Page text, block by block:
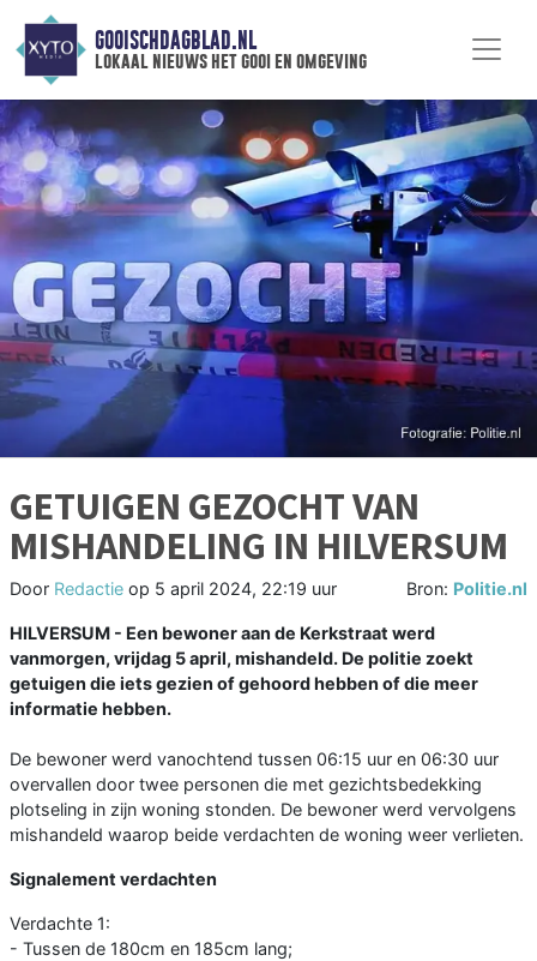
GOOISCHDAGBLAD.NL
lokaal nieuws het gooi en omgeving
GETUIGEN GEZOCHT VAN
MISHANDELING IN HILVERSUM
Door Redactie op 5 april 2024, 22:19 uur Bron: Politie.nl
HILVERSUM - Een bewoner aan de Kerkstraat werd
vanmorgen, vrijdag 5 april, mishandeld. De politie zoekt
getuigen die iets gezien of gehoord hebben of die meer
informatie hebben.
De bewoner werd vanochtend tussen 06:15 uur en 06:30 uur
overvallen door twee personen die met gezichtsbedekking
plotseling in zijn woning stonden. De bewoner werd vervolgens
mishandeld waarop beide verdachten de woning weer verlieten.
Signalement verdachten
Verdachte 1:
- Tussen de 180cm en 185cm lang;